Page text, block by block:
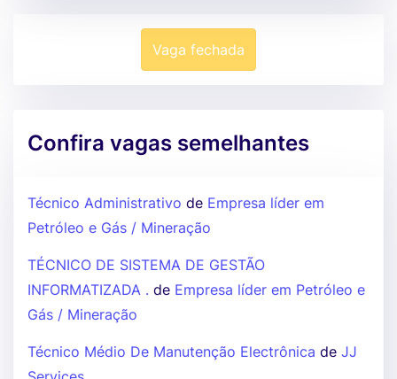
Vaga fechada
Confira vagas semelhantes
Técnico Administrativo de Empresa líder em
Petróleo e Gás / Mineração
TÉCNICO DE SISTEMA DE GESTÃO
INFORMATIZADA . de Empresa líder em Petróleo e
Gás / Mineração
Técnico Médio De Manutenção Electrônica de JJ